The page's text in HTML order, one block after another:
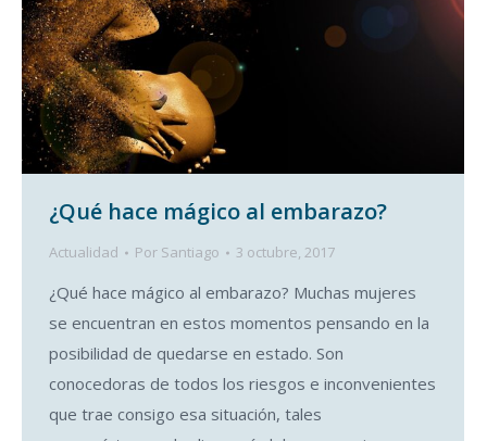
¿Qué hace mágico al embarazo?
Actualidad Por Santiago 3 octubre, 2017
¿Qué hace mágico al embarazo? Muchas mujeres
se encuentran en estos momentos pensando en la
posibilidad de quedarse en estado. Son
conocedoras de todos los riesgos e inconvenientes
que trae consigo esa situación, tales